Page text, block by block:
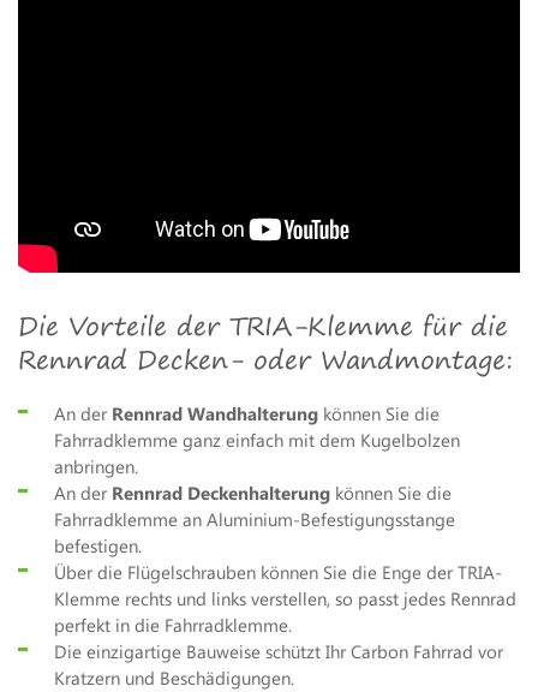
Die Vorteile der TRIA-Klemme für die
Rennrad Decken- oder Wandmontage:
An der Rennrad Wandhalterung können Sie die
Fahrradklemme ganz einfach mit dem Kugelbolzen
anbringen.
An der Rennrad Deckenhalterung können Sie die
Fahrradklemme an Aluminium-Befestigungsstange
befestigen.
Über die Flügelschrauben können Sie die Enge der TRIA-
Klemme rechts und links verstellen, so passt jedes Rennrad
perfekt in die Fahrradklemme.
Die einzigartige Bauweise schützt Ihr Carbon Fahrrad vor
Kratzern und Beschädigungen.